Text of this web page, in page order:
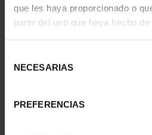
que les haya proporcionado o
partir del uso que haya hecho
NECESARIAS
PREFERENCIAS